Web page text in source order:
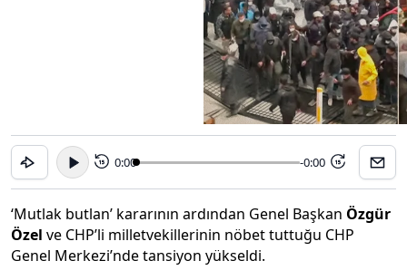
15 0:00 -0:00 15
‘Mutlak butlan’ kararının ardından Genel Başkan Özgür
Özel ve CHP’li milletvekillerinin nöbet tuttuğu CHP
Genel Merkezi’nde tansiyon yükseldi.